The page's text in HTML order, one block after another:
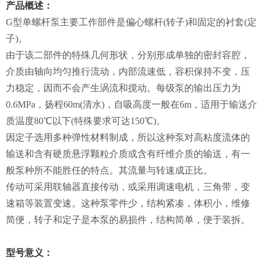
产品概述：
G型单螺杆泵主要工作部件是偏心螺杆(转子)和固定的衬套(定
子)。
由于该二部件的特殊几何形状，分别形成单独的密封容腔，
介质由轴向均匀推行流动，内部流速低，容积保持不变，压
力稳定，因而不会产生涡流和搅动。每级泵的输出压力为
0.6MPa，扬程60m(清水)，自吸高度一般在6m，适用于输送介
质温度80℃以下(特殊要求可达150℃)。
因定子选用多种弹性材料制成，所以这种泵对高粘度流体的
输送和含有硬质悬浮颗粒介质或含有纤维介质的输送，有一
般泵种所不能胜任的特点。其流量与转速成正比。
传动可采用联轴器直接传动，或采用调速电机，三角带，变
速箱等装置变速。这种泵零件少，结构紧凑，体积小，维修
简便，转子和定子是本泵的易损件，结构简单，便于装拆。
型号意义：